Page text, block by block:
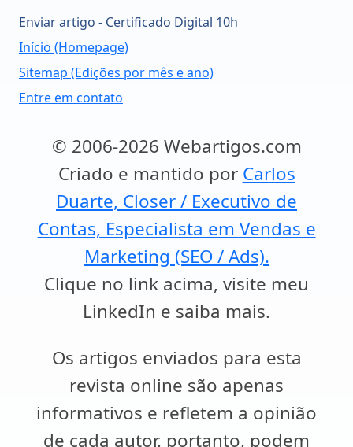
Enviar artigo - Certificado Digital 10h
Início (Homepage)
Sitemap (Edições por mês e ano)
Entre em contato
© 2006-2026 Webartigos.com
Criado e mantido por Carlos
Duarte, Closer / Executivo de
Contas, Especialista em Vendas e
Marketing (SEO / Ads).
Clique no link acima, visite meu
LinkedIn e saiba mais.
Os artigos enviados para esta
revista online são apenas
informativos e refletem a opinião
de cada autor, portanto, podem